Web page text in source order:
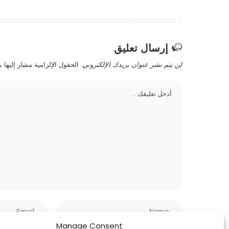
Manage Consent
إرسال تعليق
لن يتم نشر عنوان بريدك الإلكتروني. الحقول الإلزامية مشار إليها